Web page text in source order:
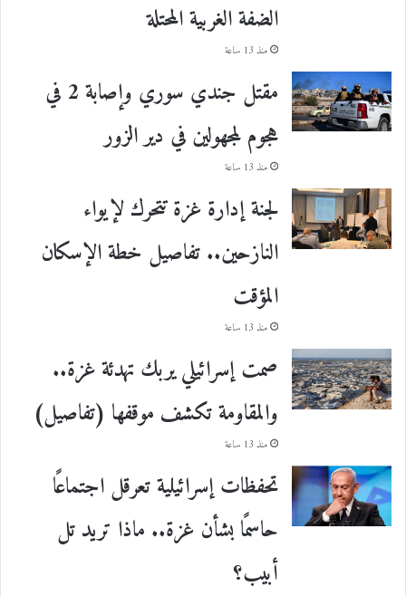
الضفة الغربية المحتلة
منذ 13 ساعة
مقتل جندي سوري وإصابة 2 في
هجوم لمجهولين في دير الزور
منذ 13 ساعة
لجنة إدارة غزة تتحرك لإيواء
النازحين.. تفاصيل خطة الإسكان
المؤقت
منذ 13 ساعة
صمت إسرائيلي يربك تهدئة غزة..
والمقاومة تكشف موقفها (تفاصيل)
منذ 13 ساعة
تحفظات إسرائيلية تعرقل اجتماعًا
حاسمًا بشأن غزة.. ماذا تريد تل
أبيب؟